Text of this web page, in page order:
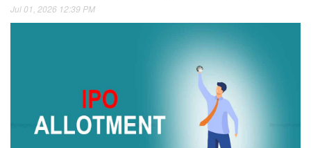
Jul 01, 2026 12:39 PM